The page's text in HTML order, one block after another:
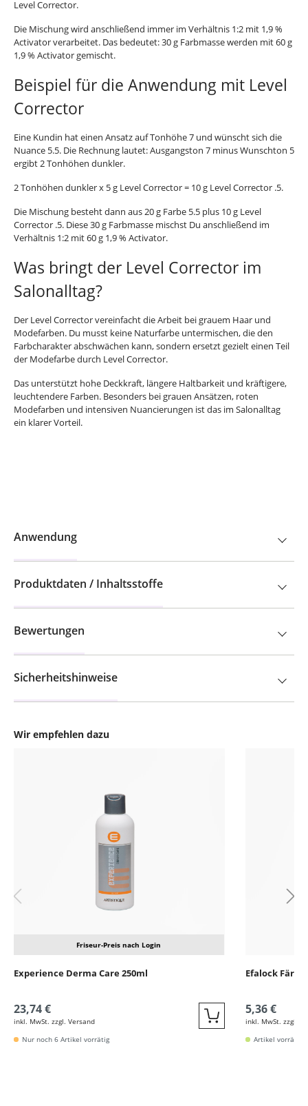
Wir empfehlen dazu
Friseur-Preis nach Login
Experience Derma Care 250ml
23,74 €
inkl. MwSt. zzgl. Versand Quickbuy
Nur noch 6 Artikel vorrätig
Efalock
5,36 €
inkl. MwSt. zzgl.
Artikel vorrätig
Level Corrector.
Die Mischung wird anschließend immer im Verhältnis 1:2 mit 1,9 %
Activator verarbeitet. Das bedeutet: 30 g Farbmasse werden mit 60 g
1,9 % Activator gemischt.
Beispiel für die Anwendung mit Level
Corrector
Eine Kundin hat einen Ansatz auf Tonhöhe 7 und wünscht sich die
Nuance 5.5. Die Rechnung lautet: Ausgangston 7 minus Wunschton 5
ergibt 2 Tonhöhen dunkler.
2 Tonhöhen dunkler x 5 g Level Corrector = 10 g Level Corrector .5.
Die Mischung besteht dann aus 20 g Farbe 5.5 plus 10 g Level
Corrector .5. Diese 30 g Farbmasse mischst Du anschließend im
Verhältnis 1:2 mit 60 g 1,9 % Activator.
Was bringt der Level Corrector im
Salonalltag?
Der Level Corrector vereinfacht die Arbeit bei grauem Haar und
Modefarben. Du musst keine Naturfarbe untermischen, die den
Farbcharakter abschwächen kann, sondern ersetzt gezielt einen Teil
der Modefarbe durch Level Corrector.
Das unterstützt hohe Deckkraft, längere Haltbarkeit und kräftigere,
leuchtendere Farben. Besonders bei grauen Ansätzen, roten
Modefarben und intensiven Nuancierungen ist das im Salonalltag
ein klarer Vorteil.
Anwendung
Produktdaten / Inhaltsstoffe
Bewertungen
Sicherheitshinweise